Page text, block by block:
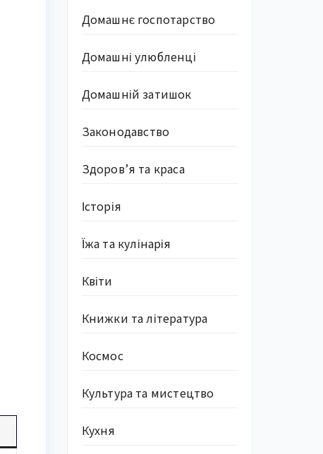
Домашнє госпотарство
Домашні улюбленці
Домашній затишок
Законодавство
Здоров’я та краса
Історія
Їжа та кулінарія
Квіти
Книжки та література
Космос
Культура та мистецтво
Кухня